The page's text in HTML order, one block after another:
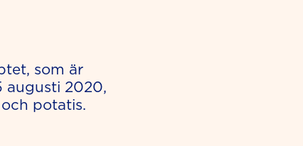
som är
augusti 2020,
potatis.